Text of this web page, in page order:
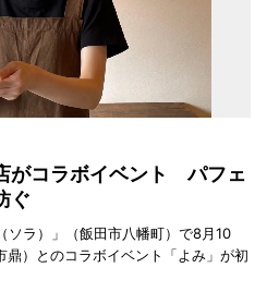
がコラボイベント パフェ
ぐ
ソラ）」（飯田市八幡町）で8月10
鼎）とのコラボイベント「よみ」が初